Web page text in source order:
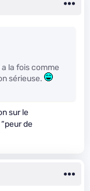
la fois comme
sérieuse.
sur le
de